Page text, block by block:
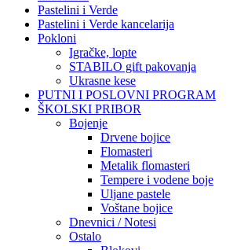
Pastelini i Verde
Pastelini i Verde kancelarija
Pokloni
Igračke, lopte
STABILO gift pakovanja
Ukrasne kese
PUTNI I POSLOVNI PROGRAM
ŠKOLSKI PRIBOR
Bojenje
Drvene bojice
Flomasteri
Metalik flomasteri
Tempere i vodene boje
Uljane pastele
Voštane bojice
Dnevnici / Notesi
Ostalo